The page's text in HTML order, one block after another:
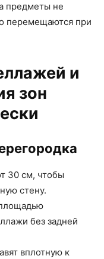
предметы не
перемещаются при
и
зон
30 см, чтобы
стену.
без задней
вплотную к